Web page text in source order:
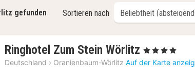
gefunden Sortieren nach
Ringhotel Zum Stein Wörlitz 1
Nacht
, 4 Sterne
Deutschland › Oranienbaum-Wörlitz Auf der Karte